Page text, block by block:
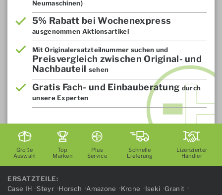
Neumaschinen)
5% Rabatt bei Wochenexpress
ausgenommen Aktionsartikel
Mit Originalersatzteilnummer suchen und
Preisvergleich zwischen Original- und
Nachbauteil sehen
Gratis Fach- und Einbauberatung durch
unsere Experten
Große
Auswahl
Top
Marken
Plus
Service
Schnelle
Lieferung
Lizenzierter
Händler
ERSATZTEILE:
Case IH
Steyr Horsch Amazone Krone Iseki
Granit